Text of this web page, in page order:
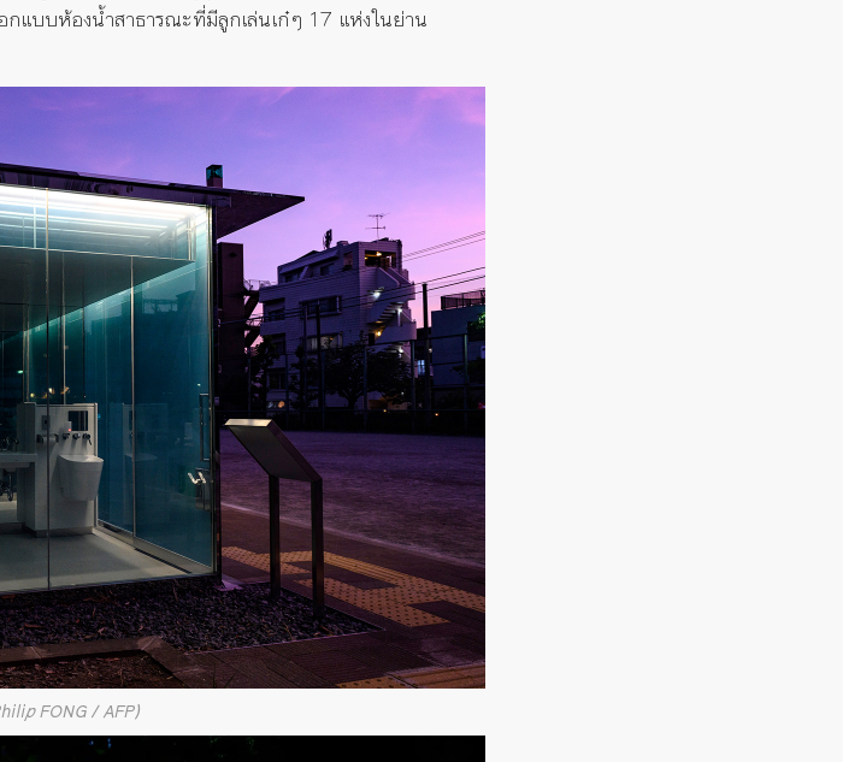
กแบบห้องน้ำสาธารณะที่มีลูกเล่นเก๋ๆ 17 แห่งในย่าน
FONG / AFP)